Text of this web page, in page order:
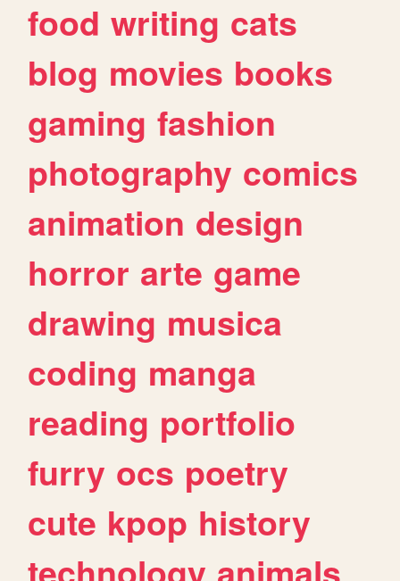
food writing cats
blog movies books
gaming fashion
photography comics
animation design
horror arte game
drawing musica
coding manga
reading portfolio
furry ocs poetry
cute kpop history